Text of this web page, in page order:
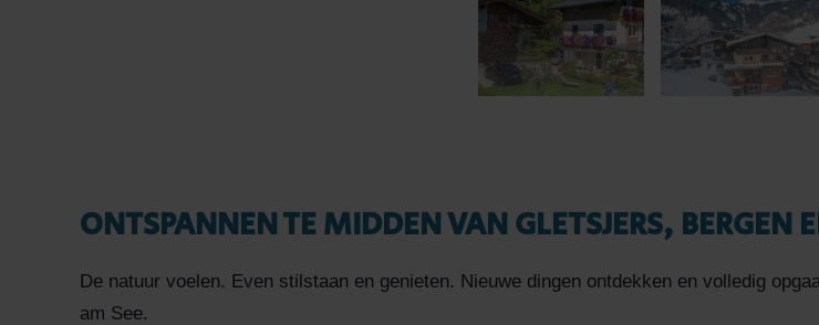
ONTSPANNEN TE MIDDEN VAN GLETSJERS, BERGEN
De natuur voelen. Even stilstaan en genieten. Nieuwe dingen ontdekken en volledig
am See.